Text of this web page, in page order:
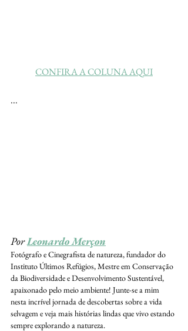
CONFIRA A COLUNA AQUI
...
Por Leonardo Merçon
Fotógrafo e Cinegrafista de natureza, fundador do
Instituto Últimos Refúgios, Mestre em Conservação
da Biodiversidade e Desenvolvimento Sustentável,
apaixonado pelo meio ambiente! Junte-se a mim
nesta incrível jornada de descobertas sobre a vida
selvagem e veja mais histórias lindas que vivo estando
sempre explorando a natureza.